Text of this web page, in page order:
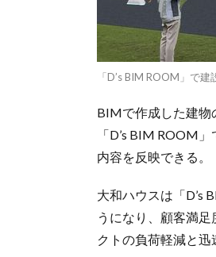
「D’s BIM ROOM」で
BIMで作成した建物
「D’s BIM ROOM
内容を反映できる。
大和ハウスは「D’s
うになり、顧客満
クトの負荷軽減と迅